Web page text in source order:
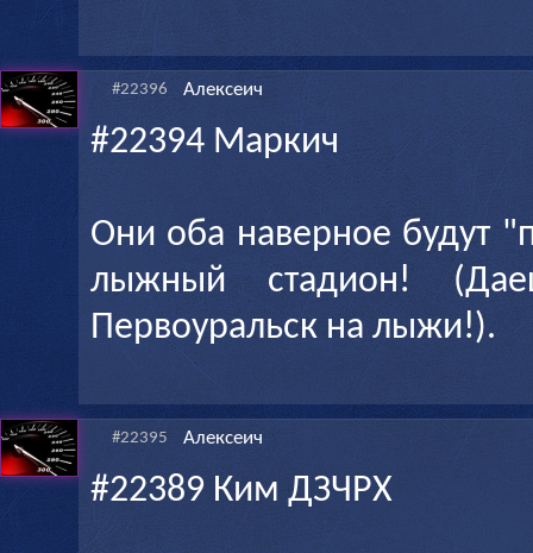
#22396 Алексеич
#22394 Маркич
Они оба наверное будут
лыжный стадион!
Первоуральск на лыжи!).
#22395 Алексеич
#22389 Ким ДЗЧРХ